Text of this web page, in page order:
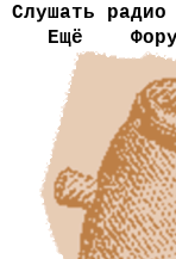
Слушать радио
Ещё